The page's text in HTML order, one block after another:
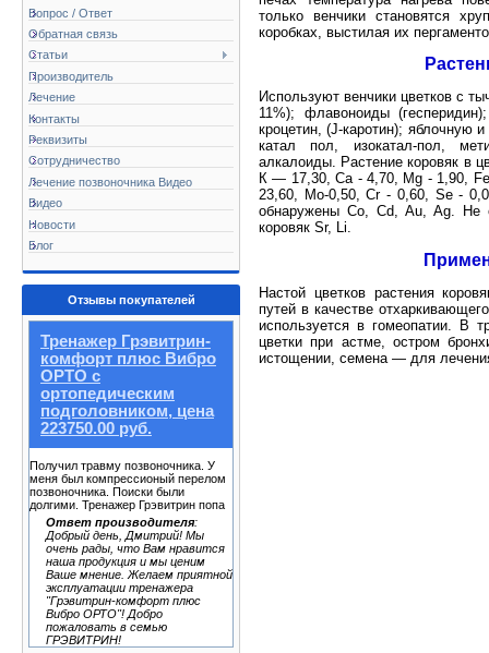
Вопрос / Ответ
Обратная связь
Статьи
Производитель
Лечение
Контакты
Реквизиты
Сотрудничество
Лечение позвоночника Видео
Видео
Новости
Блог
Отзывы покупателей
Тренажер Грэвитрин-
комфорт плюс Вибро
ОРТО с
ортопедическим
подголовником, цена
223750.00 руб.
Получил травму позвоночника. У
меня был компрессионый перелом
позвоночника. Поиски были
долгими. Тренажер Грэвитрин попа
Ответ производителя:
Добрый день, Дмитрий! Мы
очень рады, что Вам нравится
наша продукция и мы ценим
Ваше мнение. Желаем приятной
эксплуатации тренажера
"Грэвитрин-комфорт плюс
Вибро ОРТО"! Добро
пожаловать в семью
ГРЭВИТРИН!
только венчики становятся
коробках, выстилая их
Используют венчики цветков с
11%); флавоноиды
кроцетин, (J-каротин); яблочную
катал пол, изокатал-пол,
алкалоиды. Растение коровяк в
К — 17,30, Са - 4,70, Mg - 1,90,
23,60, Мо-0,50, Cr - 0,60, Se -
обнаружены Co, Cd, Au, Ag. He
коровяк Sr, Li.
Настой цветков растения
путей в качестве
используется в гомеопатии. В
цветки при астме, остром
истощении, семена — для